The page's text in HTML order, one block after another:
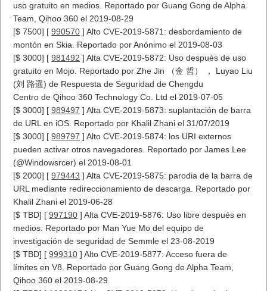
uso gratuito en medios. Reportado por Guang Gong de Alpha
Team, Qihoo 360 el 2019-08-29
[$ 7500] [990570 ] Alto CVE-2019-5871: desbordamiento de
montón en Skia. Reportado por Anónimo el 2019-08-03
[$ 3000] [981492 ] Alta CVE-2019-5872: Uso después de uso
gratuito en Mojo. Reportado por Zhe Jin （金 哲） ， Luyao Liu
(刘 路遥) de Respuesta de Seguridad de Chengdu
Centro de Qihoo 360 Technology Co. Ltd el 2019-07-05
[$ 3000] [989497 ] Alta CVE-2019-5873: suplantación de barra
de URL en iOS. Reportado por Khalil Zhani el 31/07/2019
[$ 3000] [989797 ] Alto CVE-2019-5874: los URI externos
pueden activar otros navegadores. Reportado por James Lee
(@Windowsrcer) el 2019-08-01
[$ 2000] [979443 ] Alta CVE-2019-5875: parodia de la barra de
URL mediante redireccionamiento de descarga. Reportado por
Khalil Zhani el 2019-06-28
[$ TBD] [997190 ] Alta CVE-2019-5876: Uso libre después en
medios. Reportado por Man Yue Mo del equipo de
investigación de seguridad de Semmle el 23-08-2019
[$ TBD] [999310 ] Alto CVE-2019-5877: Acceso fuera de
límites en V8. Reportado por Guang Gong de Alpha Team,
Qihoo 360 el 2019-08-29